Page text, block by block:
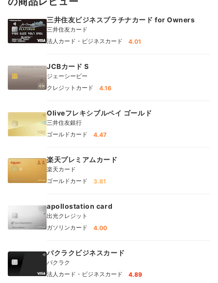
三井住友ビジネスプラチナカード for Owners
三井住友カード
法人カード・ビジネスカード
4.01
JCBカード S
ジェーシービー
クレジットカード
4.16
Oliveフレキシブルペイ ゴールド
三井住友銀行
ゴールドカード
4.47
楽天プレミアムカード
楽天カード
ゴールドカード
3.81
apollostation card
出光クレジット
ガソリンカード
4.00
バクラクビジネスカード
バクラク
法人カード・ビジネスカード
4.89